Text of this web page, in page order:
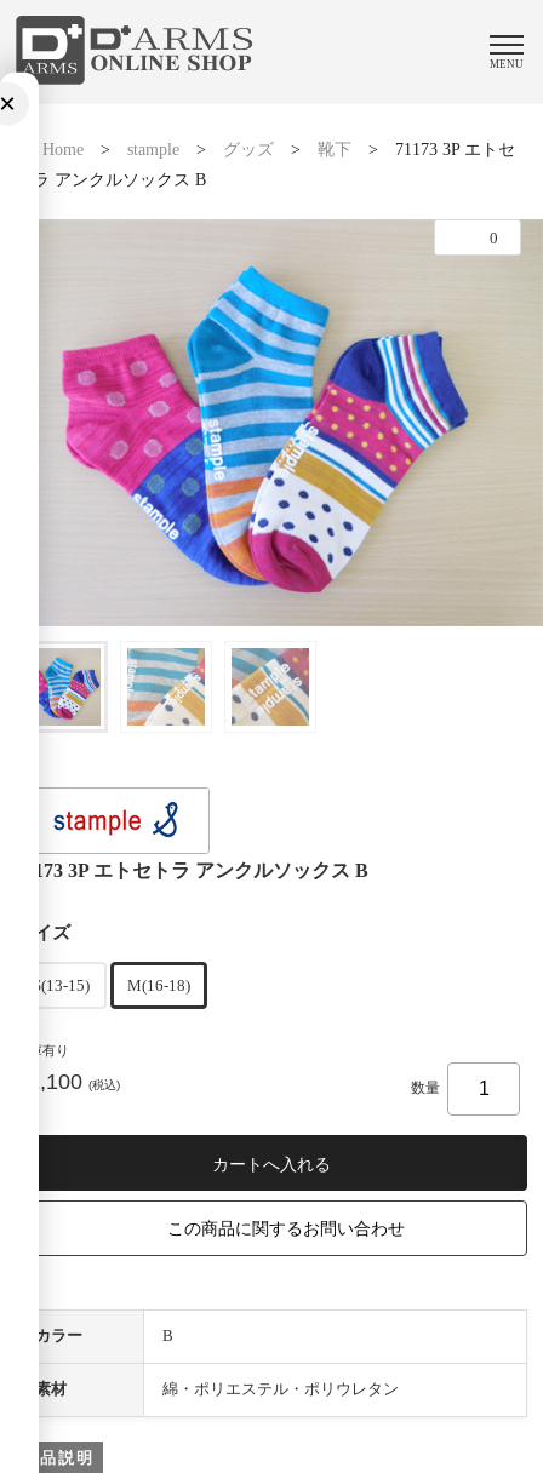
MENU
Home> stample> グッズ> 靴下 > 71173 3P エトセ
トラ アンクルソックス B
0
71173 3P エトセトラ アンクルソックス B
サイズ
S(13-15) M(16-18)
在庫有り
¥1,100 (税込) 数量
この商品に関するお問い合わせ
カラー B
素材 綿・ポリエステル・ポリウレタン
商品説明
×